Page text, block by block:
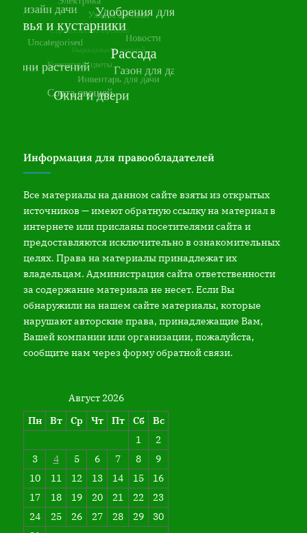
Информация для правообладателей
Все материалы на данном сайте взяты из открытых
источников — имеют обратную ссылку на материал в
интернете или присланы посетителями сайта и
предоставляются исключительно в ознакомительных
целях. Права на материалы принадлежат их
владельцам. Администрация сайта ответственности
за содержание материала не несет. Если Вы
обнаружили на нашем сайте материалы, которые
нарушают авторские права, принадлежащие Вам,
Вашей компании или организации, пожалуйста,
сообщите нам через форму обратной связи.
Август 2026
Пн
Вт Ср Чт Пт Сб
Вс
1
2
3
4 5 6 7 8
9
10
11 12 13 14 15
16
17
18 19 20 21 22
23
24
25 26 27 28 29
30